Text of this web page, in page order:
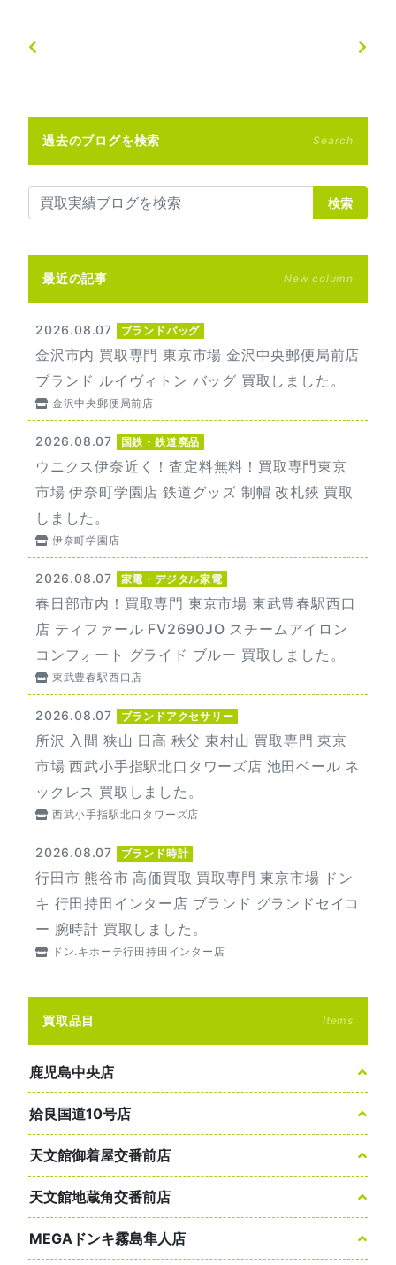
過去のブログを検索 Search
検索
最近の記事 New column
2026.08.07 ブランドバッグ
金沢市内 買取専門 東京市場 金沢中央郵便局前店
ブランド ルイヴィトン バッグ 買取しました。
金沢中央郵便局前店
2026.08.07 国鉄・鉄道廃品
ウニクス伊奈近く！査定料無料！買取専門東京
市場 伊奈町学園店 鉄道グッズ 制帽 改札鋏 買取
しました。
伊奈町学園店
2026.08.07 家電・デジタル家電
春日部市内！買取専門 東京市場 東武豊春駅西口
店 ティファール FV2690JO スチームアイロン
コンフォート グライド ブルー 買取しました。
東武豊春駅西口店
2026.08.07 ブランドアクセサリー
所沢 入間 狭山 日高 秩父 東村山 買取専門 東京
市場 西武小手指駅北口タワーズ店 池田ベール ネ
ックレス 買取しました。
西武小手指駅北口タワーズ店
2026.08.07 ブランド時計
行田市 熊谷市 高価買取 買取専門 東京市場 ドン
キ 行田持田インター店 ブランド グランドセイコ
ー 腕時計 買取しました。
ドン.キホーテ行田持田インター店
買取品目 Items
鹿児島中央店
姶良国道10号店
天文館御着屋交番前店
天文館地蔵角交番前店
MEGAドンキ霧島隼人店